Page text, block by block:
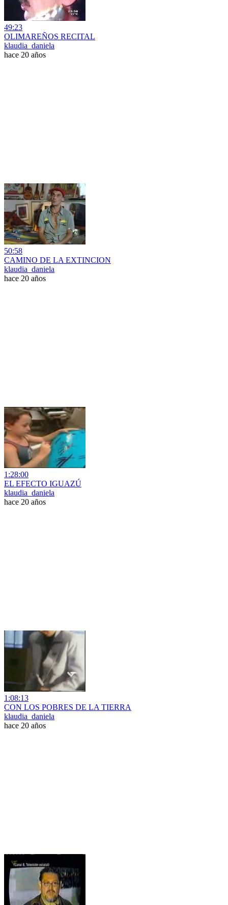
49:23
OLIMAREÑOS RECITAL
klaudia_daniela
hace 20 años
50:58
CAMINO DE LA EXTINCION
klaudia_daniela
hace 20 años
1:28:00
EL EFECTO IGUAZÚ
klaudia_daniela
hace 20 años
1:08:13
CON LOS POBRES DE LA TIERRA
klaudia_daniela
hace 20 años